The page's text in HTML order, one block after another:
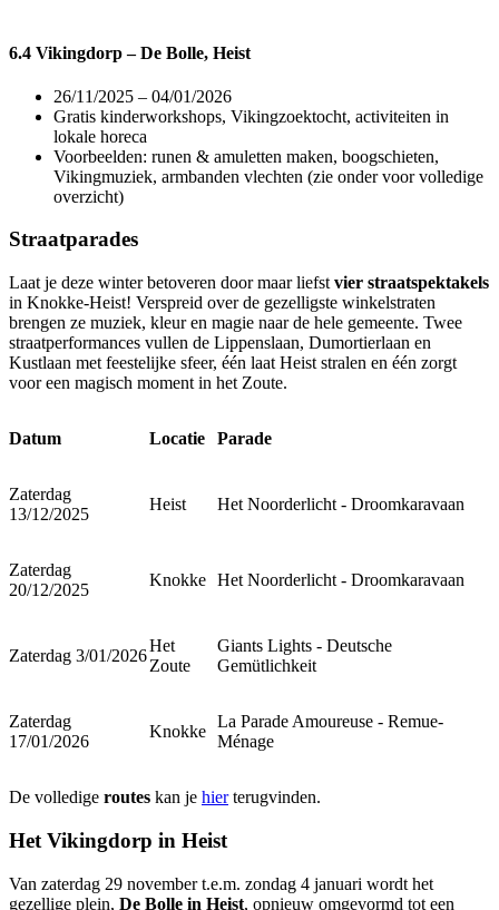
6.4 Vikingdorp – De Bolle, Heist
26/11/2025 – 04/01/2026
Gratis kinderworkshops, Vikingzoektocht, activiteiten in
lokale horeca
Voorbeelden: runen & amuletten maken, boogschieten,
Vikingmuziek, armbanden vlechten (zie onder voor volledige
overzicht)
Straatparades
Laat je deze winter betoveren door maar liefst vier straatspektakels
in Knokke-Heist! Verspreid over de gezelligste winkelstraten
brengen ze muziek, kleur en magie naar de hele gemeente. Twee
straatperformances vullen de Lippenslaan, Dumortierlaan en
Kustlaan met feestelijke sfeer, één laat Heist stralen en één zorgt
voor een magisch moment in het Zoute.
Datum Locatie Parade
Zaterdag
13/12/2025
Heist Het Noorderlicht - Droomkaravaan
Zaterdag
20/12/2025
Knokke Het Noorderlicht - Droomkaravaan
Zaterdag 3/01/2026
Het
Zoute
Giants Lights - Deutsche
Gemütlichkeit
Zaterdag
17/01/2026
Knokke
La Parade Amoureuse - Remue-
Ménage
De volledige routes kan je hierterugvinden.
Het Vikingdorp in Heist
Van zaterdag 29 november t.e.m. zondag 4 januari wordt het
gezellige plein, De Bolle in Heist, opnieuw omgevormd tot een